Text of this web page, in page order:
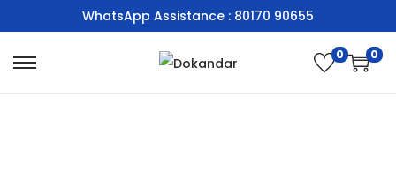
WhatsApp Assistance : 80170 90655
0 0